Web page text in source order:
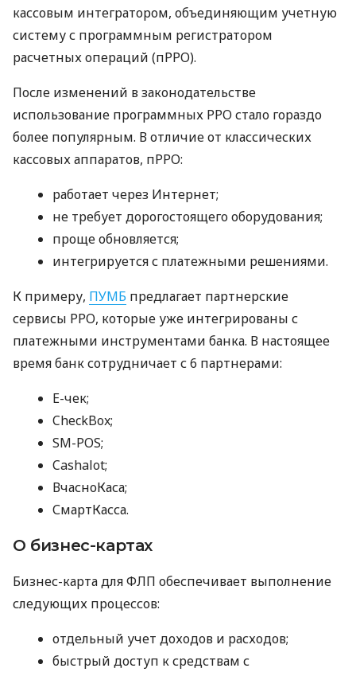
кассовым интегратором, объединяющим учетную
систему с программным регистратором
расчетных операций (пРРО).
После изменений в законодательстве
использование программных РРО стало гораздо
более популярным. В отличие от классических
кассовых аппаратов, пРРО:
работает через Интернет;
не требует дорогостоящего оборудования;
проще обновляется;
интегрируется с платежными решениями.
К примеру, ПУМБ предлагает партнерские
сервисы РРО, которые уже интегрированы с
платежными инструментами банка. В настоящее
время банк сотрудничает с 6 партнерами:
E-чек;
CheckBox;
SM-POS;
Cashalot;
ВчасноКаса;
СмартКасса.
О бизнес-картах
Бизнес-карта для ФЛП обеспечивает выполнение
следующих процессов:
отдельный учет доходов и расходов;
быстрый доступ к средствам с